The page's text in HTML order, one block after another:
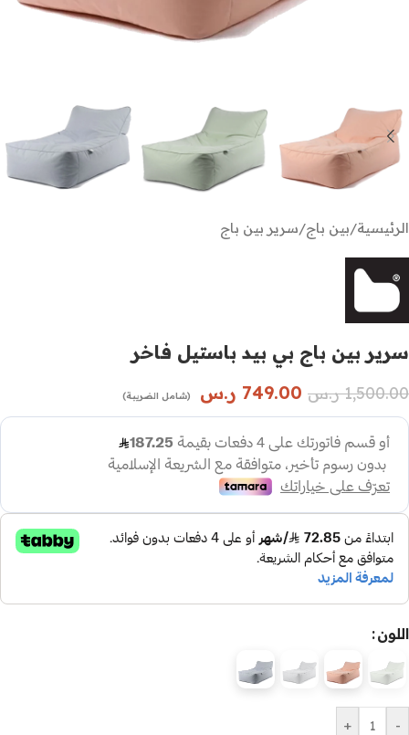
الرئيسية/بين باج/سرير بين باج
سرير بين باج بي بيد باستيل فاخر
1,500.00 ر.س 749.00 ر.س (شامل الضريبة)
اللون
-
+